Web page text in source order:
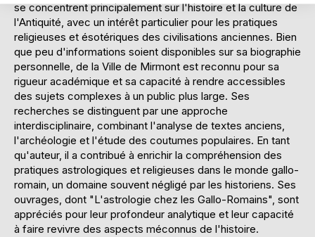
se concentrent principalement sur l'histoire et la culture de
l'Antiquité, avec un intérêt particulier pour les pratiques
religieuses et ésotériques des civilisations anciennes. Bien
que peu d'informations soient disponibles sur sa biographie
personnelle, de la Ville de Mirmont est reconnu pour sa
rigueur académique et sa capacité à rendre accessibles
des sujets complexes à un public plus large. Ses
recherches se distinguent par une approche
interdisciplinaire, combinant l'analyse de textes anciens,
l'archéologie et l'étude des coutumes populaires. En tant
qu'auteur, il a contribué à enrichir la compréhension des
pratiques astrologiques et religieuses dans le monde gallo-
romain, un domaine souvent négligé par les historiens. Ses
ouvrages, dont "L'astrologie chez les Gallo-Romains", sont
appréciés pour leur profondeur analytique et leur capacité
à faire revivre des aspects méconnus de l'histoire.